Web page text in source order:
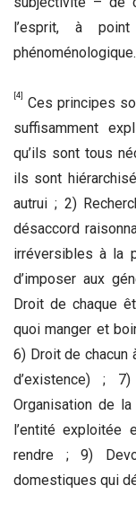
l’esprit, à
phénoménologique.
[4]
Ces principes
suffisamment
qu’ils sont tous
ils sont
autrui ; 2)
désaccord
irréversibles à la
d’imposer aux
Droit de chaque
quoi manger et
6) Droit de chacun
d’existence) ;
Organisation de
l’entité
rendre ; 9)
domestiques qui